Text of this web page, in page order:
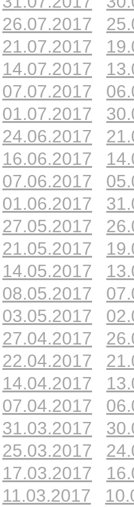
26.07.2017
21.07.2017
14.07.2017
07.07.2017
01.07.2017
24.06.2017
16.06.2017
07.06.2017
01.06.2017
27.05.2017
21.05.2017
14.05.2017
08.05.2017
03.05.2017
27.04.2017
22.04.2017
14.04.2017
07.04.2017
31.03.2017
25.03.2017
17.03.2017
11.03.2017